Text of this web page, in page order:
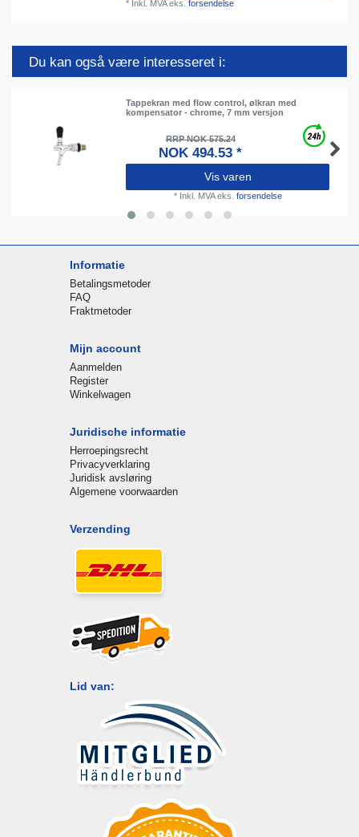
* Inkl. MVAeks.forsendelse
Du kan også være interesseret i:
Tappekran med flow control, ølkran med
kompensator - chrome, 7 mm versjon
RRP NOK 575.24
NOK 494.53 *
Vis varen
* Inkl. MVAeks. forsendelse
Informatie
Betalingsmetoder
FAQ
Fraktmetoder
Mijn account
Aanmelden
Register
Winkelwagen
Juridische informatie
Herroepingsrecht
Privacyverklaring
Juridisk avsløring
Algemene voorwaarden
Verzending
Lid van: